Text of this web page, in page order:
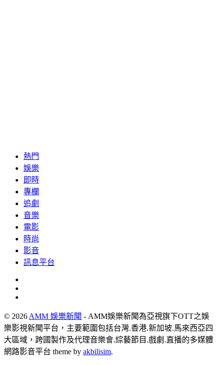
熱門
娛樂
即時
專欄
追劇
音樂
電影
時尚
影音
訊息平台
© 2026 AMM 娛樂新聞 - AMM娛樂新聞為亞視旗下OTT之娛
樂影視新聞平台，主要範圍包括台灣.香港.新加坡.馬來西亞四
大區域，跨國製作及代理音樂會.綜藝節目.戲劇.直播的多媒體
網路影音平台 theme by akbilisim.